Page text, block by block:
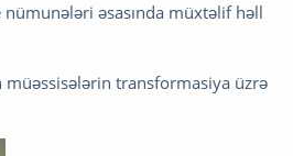
əsasında müxtəlif həll
müəssisələrin transformasiya üzrə